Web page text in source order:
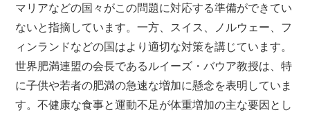
マリアなどの国々がこの問題に対応する準備ができてい
ないと指摘しています。一方、スイス、ノルウェー、フ
ィンランドなどの国はより適切な対策を講じています。
世界肥満連盟の会長であるルイーズ・バウア教授は、特
に子供や若者の肥満の急速な増加に懸念を表明していま
す。不健康な食事と運動不足が体重増加の主な要因とし